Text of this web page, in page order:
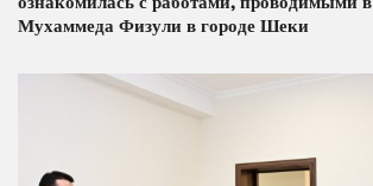
Мухаммеда Физули в городе Шеки